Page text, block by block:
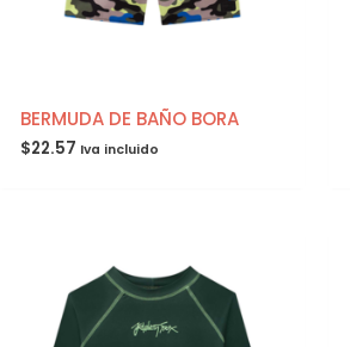
BERMUDA DE BAÑO BORA
$22.57 Iva incluido